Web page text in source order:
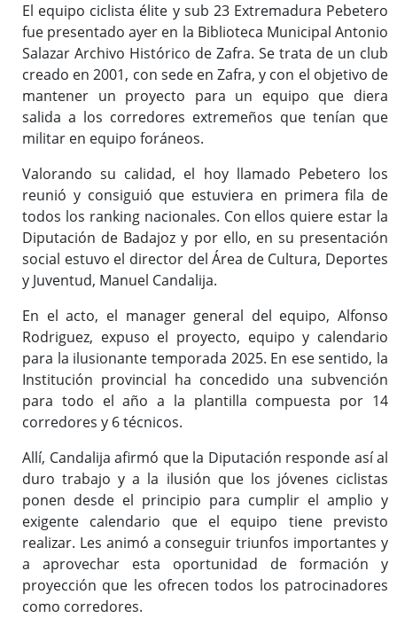
El equipo ciclista élite y sub 23 Extremadura Pebetero
fue presentado ayer en la Biblioteca Municipal Antonio
Salazar Archivo Histórico de Zafra. Se trata de un club
creado en 2001, con sede en Zafra, y con el objetivo de
mantener un proyecto para un equipo que diera
salida a los corredores extremeños que tenían que
militar en equipo foráneos.
Valorando su calidad, el hoy llamado Pebetero los
reunió y consiguió que estuviera en primera fila de
todos los ranking nacionales. Con ellos quiere estar la
Diputación de Badajoz y por ello, en su presentación
social estuvo el director del Área de Cultura, Deportes
y Juventud, Manuel Candalija.
En el acto, el manager general del equipo, Alfonso
Rodriguez, expuso el proyecto, equipo y calendario
para la ilusionante temporada 2025. En ese sentido, la
Institución provincial ha concedido una subvención
para todo el año a la plantilla compuesta por 14
corredores y 6 técnicos.
Allí, Candalija afirmó que la Diputación responde así al
duro trabajo y a la ilusión que los jóvenes ciclistas
ponen desde el principio para cumplir el amplio y
exigente calendario que el equipo tiene previsto
realizar. Les animó a conseguir triunfos importantes y
a aprovechar esta oportunidad de formación y
proyección que les ofrecen todos los patrocinadores
como corredores.